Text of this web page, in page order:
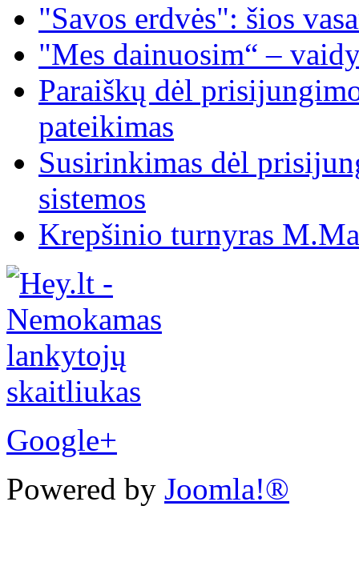
"Savos erdvės": šios
"Mes dainuosim“ –
Paraiškų dėl
pateikimas
Susirinkimas dėl
sistemos
Krepšinio turnyras
Google+
Powered by Joomla!®